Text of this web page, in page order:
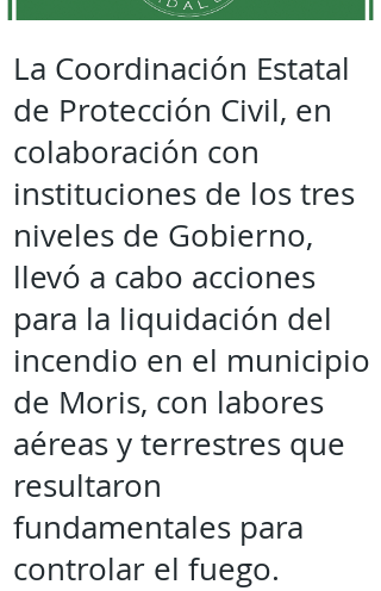
La Coordinación Estatal
de Protección Civil, en
colaboración con
instituciones de los tres
niveles de Gobierno,
llevó a cabo acciones
para la liquidación del
incendio en el municipio
de Moris, con labores
aéreas y terrestres que
resultaron
fundamentales para
controlar el fuego.